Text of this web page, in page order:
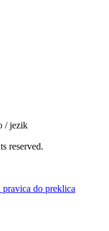
/ jezik
reserved.
do preklica